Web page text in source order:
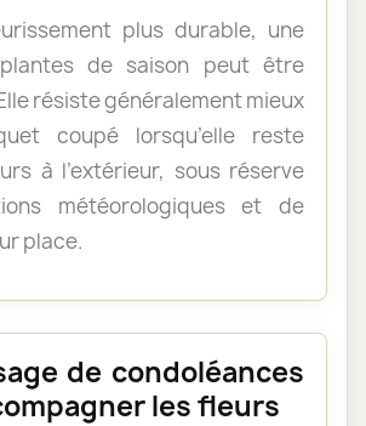
plus durable, une
de saison peut être
résiste généralement mieux
coupé lorsqu’elle reste
à l’extérieur, sous réserve
météorologiques et de
place.
de condoléances
les fleurs